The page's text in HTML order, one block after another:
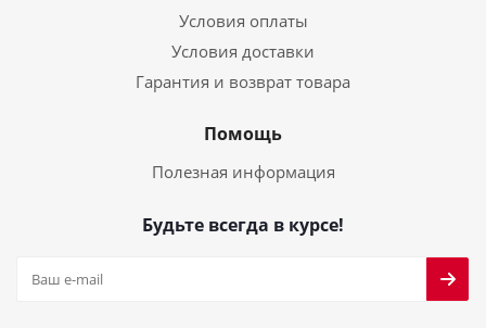
Условия оплаты
Условия доставки
Гарантия и возврат товара
Помощь
Полезная информация
Будьте всегда в курсе!